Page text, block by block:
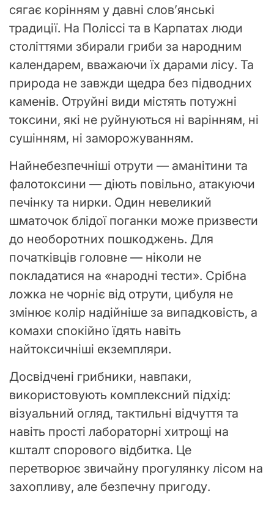
сягає корінням у давні слов’янські
традиції. На Поліссі та в Карпатах люди
століттями збирали гриби за народним
календарем, вважаючи їх дарами лісу. Та
природа не завжди щедра без підводних
каменів. Отруйні види містять потужні
токсини, які не руйнуються ні варінням, ні
сушінням, ні заморожуванням.
Найнебезпечніші отрути — аманітини та
фалотоксини — діють повільно, атакуючи
печінку та нирки. Один невеликий
шматочок блідої поганки може призвести
до необоротних пошкоджень. Для
початківців головне — ніколи не
покладатися на «народні тести». Срібна
ложка не чорніє від отрути, цибуля не
змінює колір надійніше за випадковість, а
комахи спокійно їдять навіть
найтоксичніші екземпляри.
Досвідчені грибники, навпаки,
використовують комплексний підхід:
візуальний огляд, тактильні відчуття та
навіть прості лабораторні хитрощі на
кшталт спорового відбитка. Це
перетворює звичайну прогулянку лісом на
захопливу, але безпечну пригоду.